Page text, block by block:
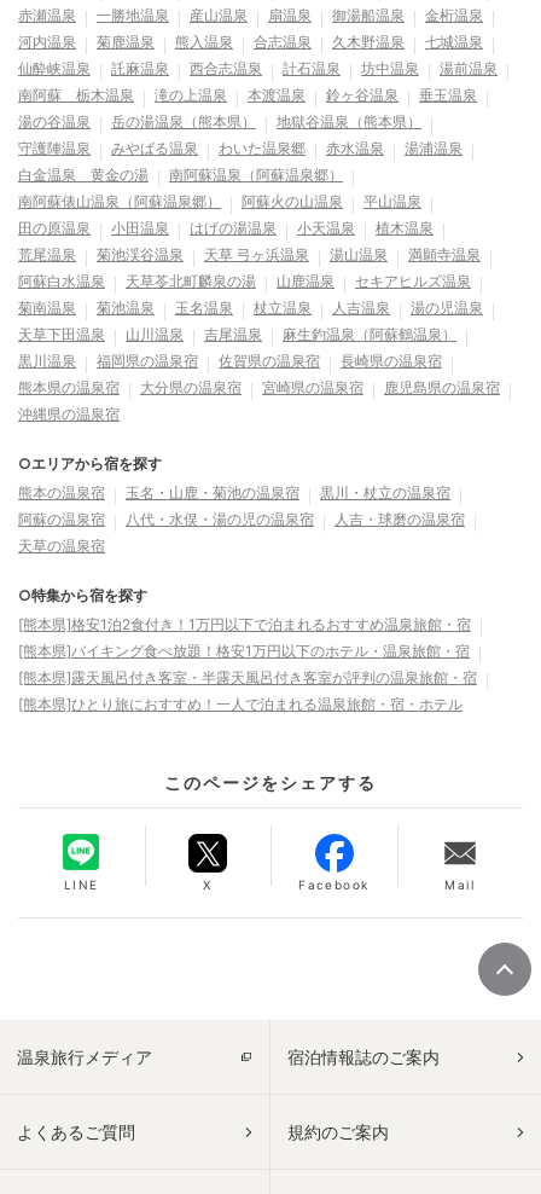
赤瀬温泉
一勝地温泉 産山温泉 扇温泉 御湯船温泉
金桁温泉
河内温泉
菊鹿温泉 熊入温泉 合志温泉 久木野温泉
七城温泉
仙酔峡温泉
託麻温泉 西合志温泉 計石温泉 坊中温泉
湯前温泉
南阿蘇 栃木温泉
滝の上温泉 本渡温泉 鈴ヶ谷温泉
垂玉温泉
湯の谷温泉
岳の湯温泉（熊本県）
地獄谷温泉（熊本県）
守護陣温泉
みやばる温泉 わいた温泉郷 赤水温泉
湯浦温泉
白金温泉 黄金の湯
南阿蘇温泉（阿蘇温泉郷）
南阿蘇俵山温泉（阿蘇温泉郷）
阿蘇火の山温泉
平山温泉
田の原温泉
小田温泉 はげの湯温泉 小天温泉
植木温泉
荒尾温泉
菊池渓谷温泉 天草 弓ヶ浜温泉 湯山温泉
満願寺温泉
阿蘇白水温泉
天草苓北町麟泉の湯 山鹿温泉
セキアヒルズ温泉
菊南温泉
菊池温泉 玉名温泉 杖立温泉 人吉温泉
湯の児温泉
天草下田温泉
山川温泉 吉尾温泉
麻生釣温泉（阿蘇鶴温泉）
黒川温泉
福岡県の温泉宿 佐賀県の温泉宿
長崎県の温泉宿
熊本県の温泉宿
大分県の温泉宿 宮崎県の温泉宿
鹿児島県の温泉宿
沖縄県の温泉宿
○エリアから宿を探す
熊本の温泉宿
玉名・山鹿・菊池の温泉宿
黒川・杖立の温泉宿
阿蘇の温泉宿
八代・水俣・湯の児の温泉宿
人吉・球磨の温泉宿
天草の温泉宿
○特集から宿を探す
[熊本県]格安1泊2食付き！1万円以下で泊まれるおすすめ温泉旅館・宿
[熊本県]バイキング食べ放題！格安1万円以下のホテル・温泉旅館・宿
[熊本県]露天風呂付き客室・半露天風呂付き客室が評判の温泉旅館・宿
[熊本県]ひとり旅におすすめ！一人で泊まれる温泉旅館・宿・ホテル
このページをシェアする
LINE X Facebook Mail
温泉旅行メディア 宿泊情報誌のご案内
よくあるご質問 規約のご案内